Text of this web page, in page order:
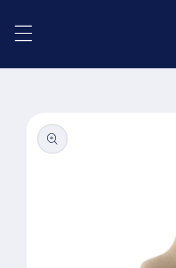
conținut
informațiile
despre
produs